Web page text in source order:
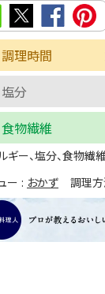
調理時間
塩分
食物繊維
ー、塩分、食物繊
ー
おかず 調理